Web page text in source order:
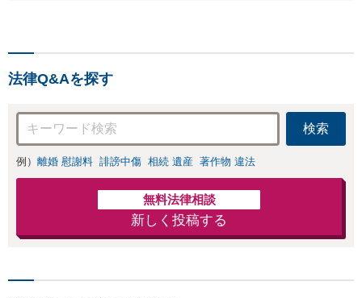
力。少年事件／告訴・告
法律Q&Aを探す
検索
例） 離婚 慰謝料 誹謗中傷 相続 遺産 著作物 違法
無料法律相談
新しく投稿する